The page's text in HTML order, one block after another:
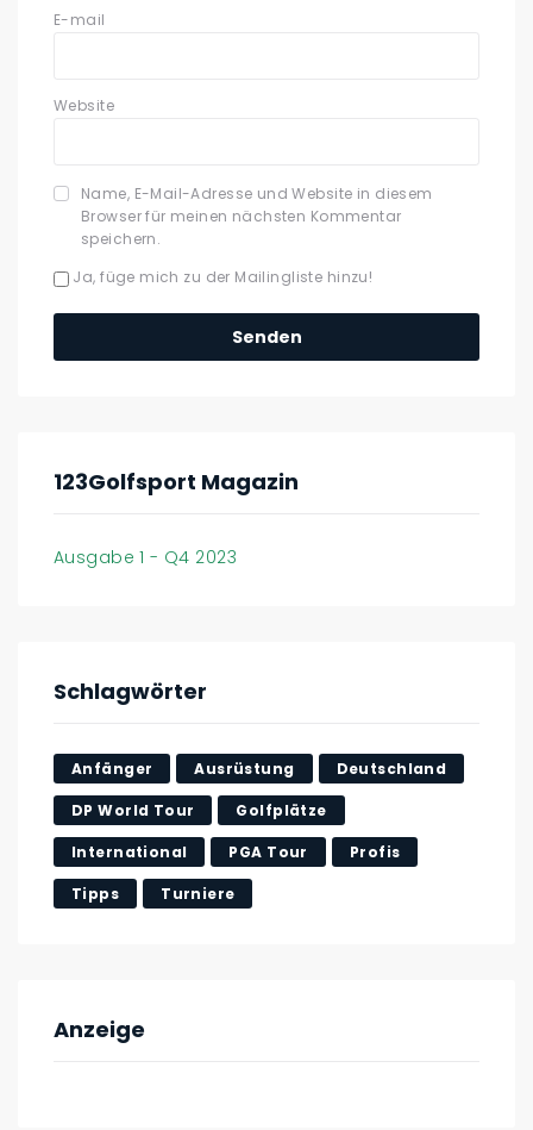
E-mail
Website
Name, E-Mail-Adresse und Website in diesem
Browser für meinen nächsten Kommentar
speichern.
Ja, füge mich zu der Mailingliste hinzu!
123Golfsport Magazin
Ausgabe 1 - Q4 2023
Schlagwörter
Anfänger Ausrüstung Deutschland
DP World Tour Golfplätze
International PGA Tour Profis
Tipps Turniere
Anzeige